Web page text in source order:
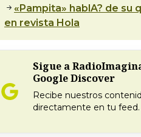
«Pampita» hablA? de
en revista Hola
Sigue a
Google Discover
Recibe nuestros
directamente en tu feed.